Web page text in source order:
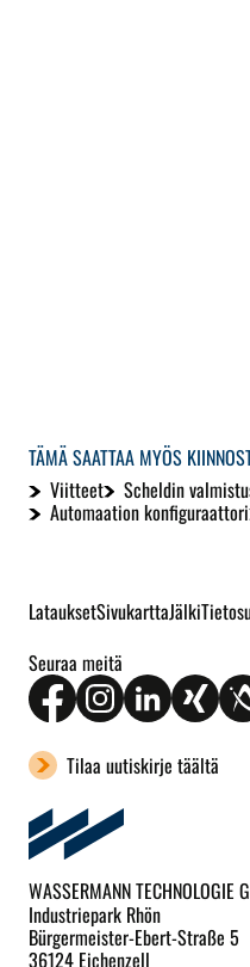
TÄMÄ SAATTAA MYÖS
Viitteet
Scheldin
Automaation konfiguraattori
LatauksetSivukarttaJälki
Seuraa meitä
Tilaa uutiskirje täältä
WASSERMANN TECHNOLOGIE
Industriepark Rhön
Bürgermeister-Ebert-Straße 5
36124 Eichenzell